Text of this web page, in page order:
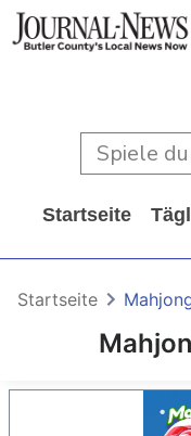
Startseite
Startseite